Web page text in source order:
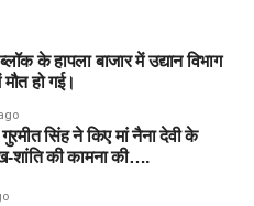
के हापला बाजार में उद्यान विभाग
हो गई।
सिंह ने किए मां नैना देवी के
शांति की कामना की….